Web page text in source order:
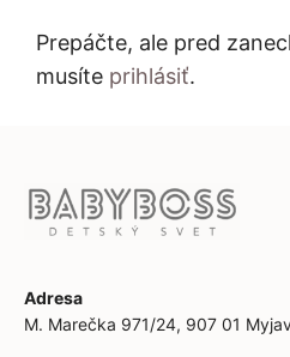
Prepáčte, ale pred
musíte prihlásiť.
Adresa
M. Marečka 971/24, 907 01